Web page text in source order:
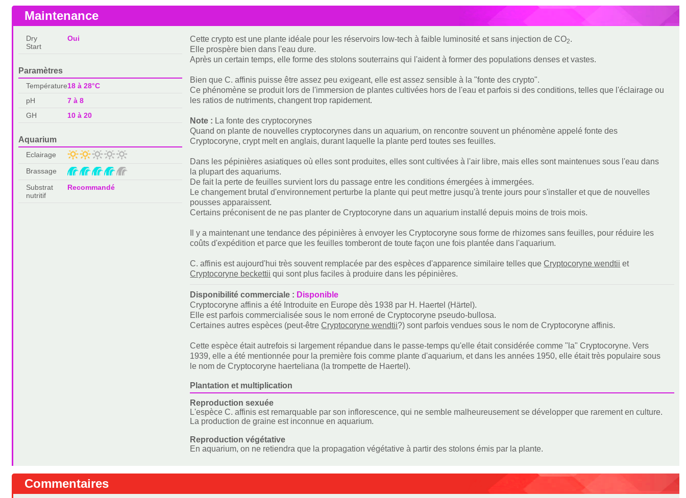
Maintenance
Dry
Start
Oui
Paramètres
Température18 à 28°C
pH
7 à 8
GH
10 à 20
Aquarium
Eclairage
Brassage
Substrat
nutritif
Recommandé
Cette crypto est une plante idéale pour les réservoirs low-tech à faible luminosité et sans injection de CO2.
Elle prospère bien dans l'eau dure.
Après un certain temps, elle forme des stolons souterrains qui l'aident à former des populations denses et vastes.
Bien que C. affinis puisse être assez peu exigeant, elle est assez sensible à la "fonte des crypto".
Ce phénomène se produit lors de l'immersion de plantes cultivées hors de l'eau et parfois si des conditions, telles que l'éclairage ou
les ratios de nutriments, changent trop rapidement.
Note : La fonte des cryptocorynes
Quand on plante de nouvelles cryptocorynes dans un aquarium, on rencontre souvent un phénomène appelé fonte des
Cryptocoryne, crypt melt en anglais, durant laquelle la plante perd toutes ses feuilles.
Dans les pépinières asiatiques où elles sont produites, elles sont cultivées à l'air libre, mais elles sont maintenues sous l'eau dans
la plupart des aquariums.
De fait la perte de feuilles survient lors du passage entre les conditions émergées à immergées.
Le changement brutal d'environnement perturbe la plante qui peut mettre jusqu'à trente jours pour s'installer et que de nouvelles
pousses apparaissent.
Certains préconisent de ne pas planter de Cryptocoryne dans un aquarium installé depuis moins de trois mois.
Il y a maintenant une tendance des pépinières à envoyer les Cryptocoryne sous forme de rhizomes sans feuilles, pour réduire les
coûts d'expédition et parce que les feuilles tomberont de toute façon une fois plantée dans l'aquarium.
C. affinis est aujourd'hui très souvent remplacée par des espèces d'apparence similaire telles que Cryptocoryne wendtii et
Cryptocoryne beckettii qui sont plus faciles à produire dans les pépinières.
Disponibilité commerciale : Disponible
Cryptocoryne affinis a été Introduite en Europe dès 1938 par H. Haertel (Härtel).
Elle est parfois commercialisée sous le nom erroné de Cryptocoryne pseudo-bullosa.
Certaines autres espèces (peut-être Cryptocoryne wendtii?) sont parfois vendues sous le nom de Cryptocoryne affinis.
Cette espèce était autrefois si largement répandue dans le passe-temps qu'elle était considérée comme "la" Cryptocoryne. Vers
1939, elle a été mentionnée pour la première fois comme plante d'aquarium, et dans les années 1950, elle était très populaire sous
le nom de Cryptocoryne haerteliana (la trompette de Haertel).
Plantation et multiplication
Reproduction sexuée
L'espèce C. affinis est remarquable par son inflorescence, qui ne semble malheureusement se développer que rarement en culture.
La production de graine est inconnue en aquarium.
Reproduction végétative
En aquarium, on ne retiendra que la propagation végétative à partir des stolons émis par la plante.
Commentaires